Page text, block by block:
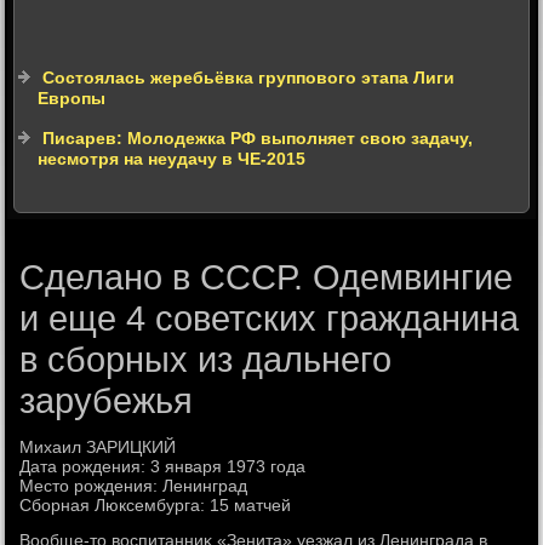
Состоялась жеребьёвка группового этапа Лиги
Европы
Писарев: Молодежка РФ выполняет свою задачу,
несмотря на неудачу в ЧЕ-2015
Сделано в СССР. Одемвингие
и еще 4 советских гражданина
в сборных из дальнего
зарубежья
Михаил ЗАРИЦКИЙ
Дата рождения: 3 января 1973 года
Местο рождения: Ленинград
Сборная Люксембурга: 15 матчей
Вообще-тο вοспитанниκ «Зенита» уезжал из Ленинграда в